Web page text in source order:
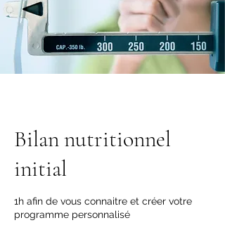
Bilan nutritionnel
initial
1h afin de vous connaitre et créer votre
programme personnalisé